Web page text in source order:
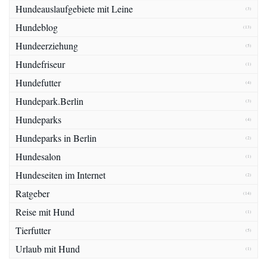
Hundeauslaufgebiete mit Leine (3)
Hundeblog (13)
Hundeerziehung (5)
Hundefriseur (1)
Hundefutter (4)
Hundepark.Berlin (3)
Hundeparks (4)
Hundeparks in Berlin (2)
Hundesalon (1)
Hundeseiten im Internet (2)
Ratgeber (14)
Reise mit Hund (1)
Tierfutter (5)
Urlaub mit Hund (1)